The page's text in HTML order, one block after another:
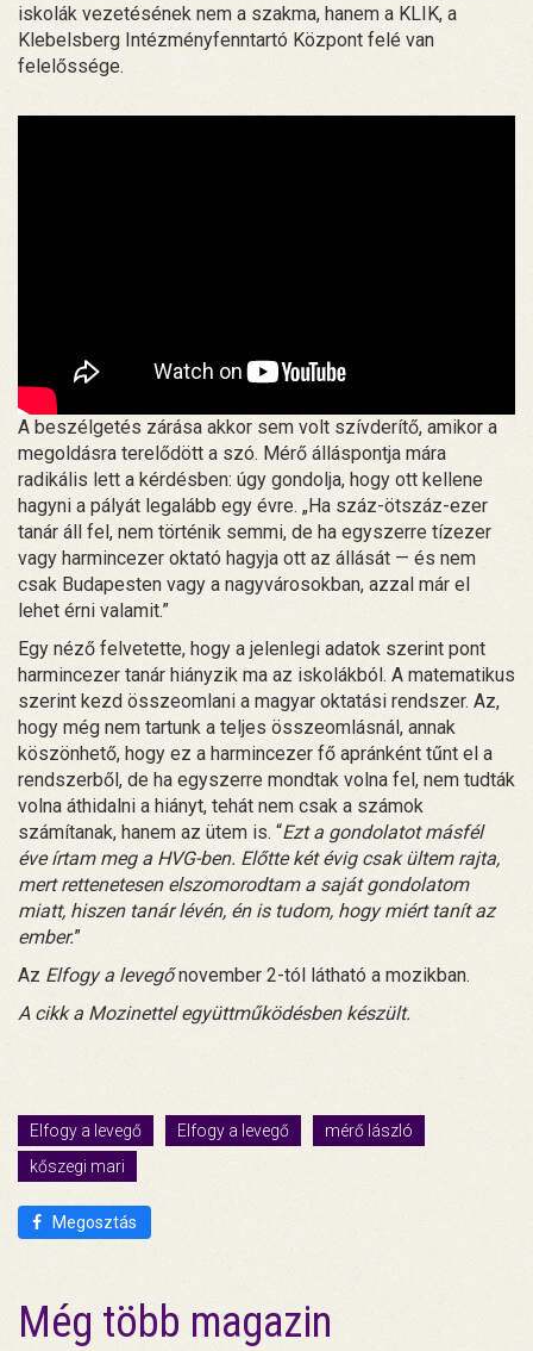
iskolák vezetésének nem a szakma, hanem a KLIK, a
Klebelsberg Intézményfenntartó Központ felé van
felelőssége.
A beszélgetés zárása akkor sem volt szívderítő, amikor a
megoldásra terelődött a szó. Mérő álláspontja mára
radikális lett a kérdésben: úgy gondolja, hogy ott kellene
hagyni a pályát legalább egy évre. „Ha száz-ötszáz-ezer
tanár áll fel, nem történik semmi, de ha egyszerre tízezer
vagy harmincezer oktató hagyja ott az állását — és nem
csak Budapesten vagy a nagyvárosokban, azzal már el
lehet érni valamit.”
Egy néző felvetette, hogy a jelenlegi adatok szerint pont
harmincezer tanár hiányzik ma az iskolákból. A matematikus
szerint kezd összeomlani a magyar oktatási rendszer. Az,
hogy még nem tartunk a teljes összeomlásnál, annak
köszönhető, hogy ez a harmincezer fő apránként tűnt el a
rendszerből, de ha egyszerre mondtak volna fel, nem tudták
volna áthidalni a hiányt, tehát nem csak a számok
számítanak, hanem az ütem is. “Ezt a gondolatot másfél
éve írtam meg a HVG-ben. Előtte két évig csak ültem rajta,
mert rettenetesen elszomorodtam a saját gondolatom
miatt, hiszen tanár lévén, én is tudom, hogy miért tanít az
ember.”
Az Elfogy a levegőnovember 2-tól látható a mozikban.
A cikk a Mozinettel együttműködésben készült.
Elfogy a levegő Elfogy a levegő
mérő lászló
kőszegi mari
Megosztás
Még több magazin